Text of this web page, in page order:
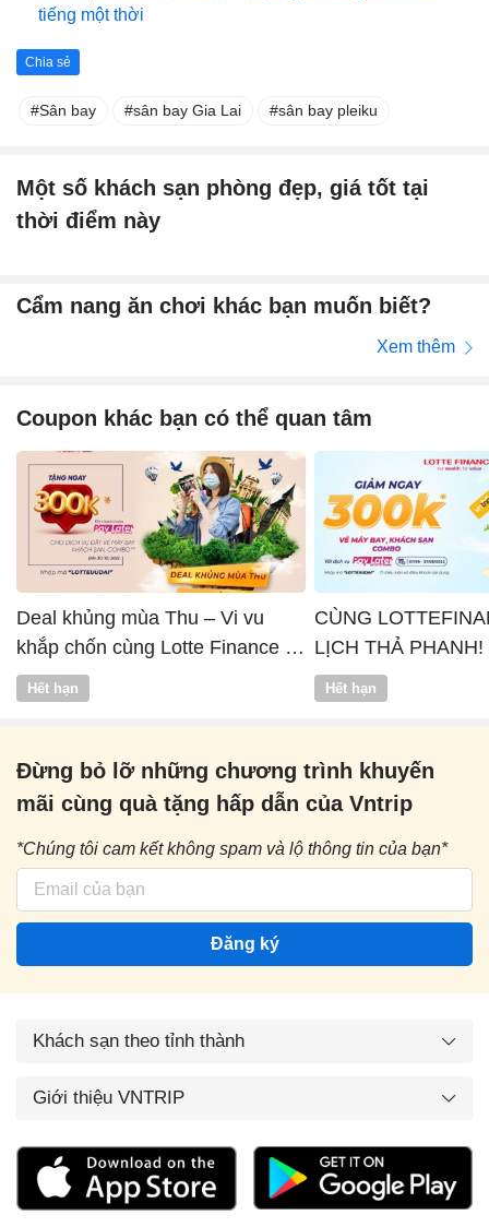
tiếng một thời
Chia sẻ
Sân bay sân bay Gia Lai sân bay pleiku
Một số khách sạn phòng đẹp, giá tốt tại
thời điểm này
Cẩm nang ăn chơi khác bạn muốn biết?
Xem thêm
Coupon khác bạn có thể quan tâm
Deal khủng mùa Thu – Vi vu
khắp chốn cùng Lotte Finance x
Vntrip
Hết hạn
CÙNG
LỊCH THẢ PHANH!
Hết hạn
Đừng bỏ lỡ những chương trình khuyến
mãi cùng quà tặng hấp dẫn của Vntrip
*Chúng tôi cam kết không spam và lộ thông tin của bạn*
Đăng ký
Khách sạn theo tỉnh thành
Giới thiệu VNTRIP